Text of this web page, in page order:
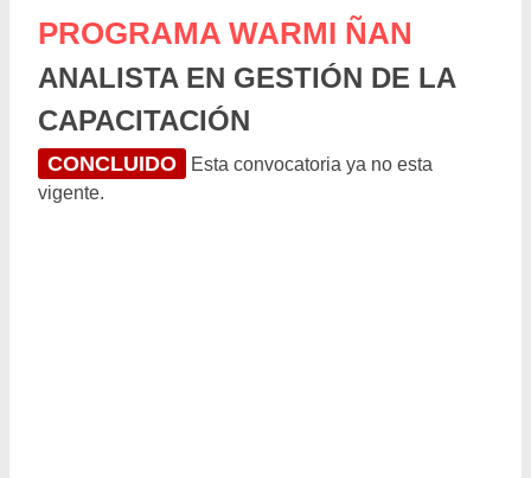
PROGRAMA WARMI ÑAN
ANALISTA EN GESTIÓN DE LA
CAPACITACIÓN
CONCLUIDO
Esta convocatoria ya no esta
vigente.